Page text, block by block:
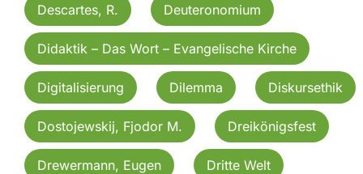
Descartes, R. Deuteronomium
Didaktik – Das Wort – Evangelische Kirche
Digitalisierung Dilemma Diskursethik
Dostojewskij, Fjodor M. Dreikönigsfest
Drewermann, Eugen Dritte Welt